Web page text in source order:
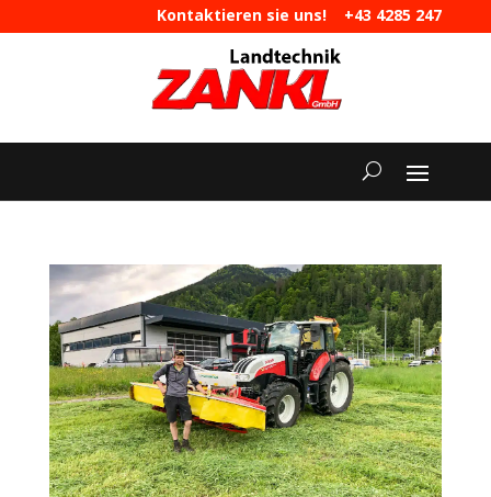
Kontaktieren sie uns! +43 4285 247
|maschinen@landtechnik-zankl.at